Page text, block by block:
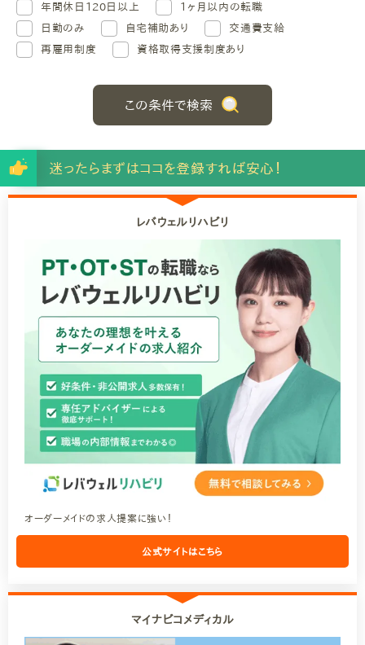
年間休日120日以上
1ヶ月以内の転職
日勤のみ
自宅補助あり
交通費支給
再雇用制度
資格取得支援制度あり
この条件で検索
迷ったらまずはココを登録すれば安心！
レバウェルリハビリ
オーダーメイドの求人提案に強い！
公式サイトはこちら
マイナビコメディカル